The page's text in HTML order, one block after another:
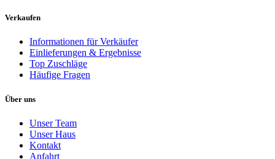
Verkaufen
Informationen für Verkäufer
Einlieferungen & Ergebnisse
Top Zuschläge
Häufige Fragen
Über uns
Unser Team
Unser Haus
Kontakt
Anfahrt